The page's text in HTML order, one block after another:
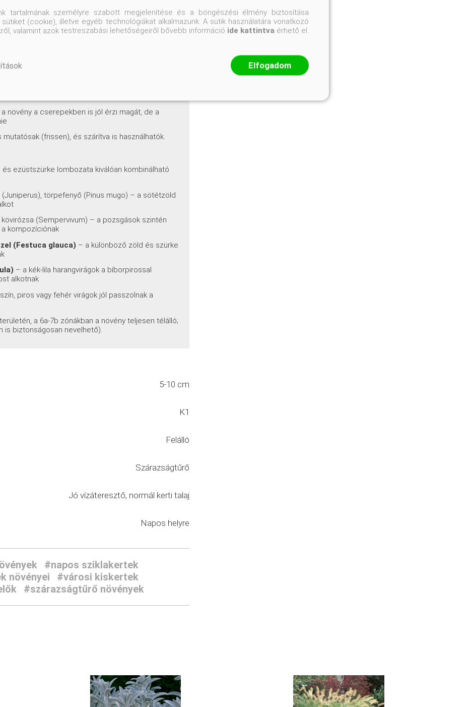
kavicsos kertekbe
évelőágyások előterébe– alacsony termete
1-2 négyzetméteres területek) beborítására, ahol
miatt kiváló
növény a cserepekben is jól érzi magát, de a
mutatósak (frissen), és szárítva is használhatók.
ezüstszürke lombozata kiválóan kombinálható
törpefenyő (Pinus mugo) – a sötétzöld
kövirózsa (Sempervivum) – a pozsgások szintén
kompozíciónak
(Festuca glauca) – a különböző zöld és szürke
– a kék-lila harangvirágok a bíborpirossal
alkotnak
piros vagy fehér virágok jól passzolnak a
a 6a-7b zónákban a növény teljesen télálló;
is biztonságosan nevelhető).
5-10 cm
K1
Felálló
Szárazságtűrő
Jó vízáteresztő, normál kerti talaj
Napos helyre
#napos sziklakertek
növényei
#városi kiskertek
#szárazságtűrő növények
tartalmának személyre szabott megjelenítése és a böngészési élmény biztosítása
(cookie), illetve egyéb technológiákat alkalmazunk. A sütik használatára vonatkozó
valamint azok testreszabási lehetőségeiről bővebb információ ide kattintva érhető el.
Elfogadom